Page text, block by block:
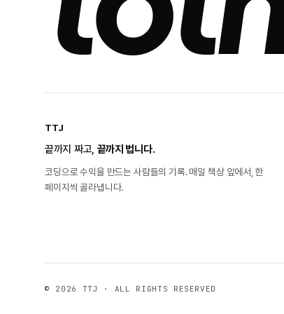
TTJ
끝까지 짜고, 끝까지 법니다.
코딩으로 수익을 만드는 사람들의 기록. 매일 책상 앞에서, 한
페이지씩 골라냅니다.
© 2026 TTJ · ALL RIGHTS RESERVED